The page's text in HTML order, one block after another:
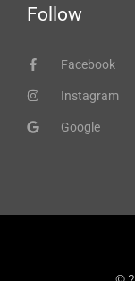
Follow
Facebook
Instagram
Google